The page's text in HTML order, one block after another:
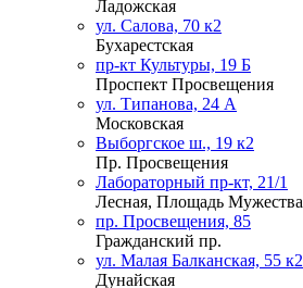
Ладожская
ул. Салова, 70 к2
Бухарестская
пр-кт Культуры, 19 Б
Проспект Просвещения
ул. Типанова, 24 А
Московская
Выборгское ш., 19 к2
Пр. Просвещения
Лабораторный пр-кт, 21/1
Лесная, Площадь Мужества
пр. Просвещения, 85
Гражданский пр.
ул. Малая Балканская, 55 к2
Дунайская